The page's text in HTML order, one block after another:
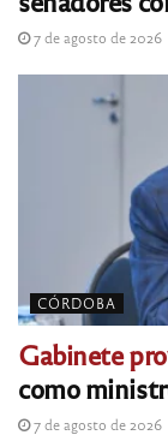
7 de agosto de 2026
CÓRDOBA
Gabinete
como
7 de agosto de 2026